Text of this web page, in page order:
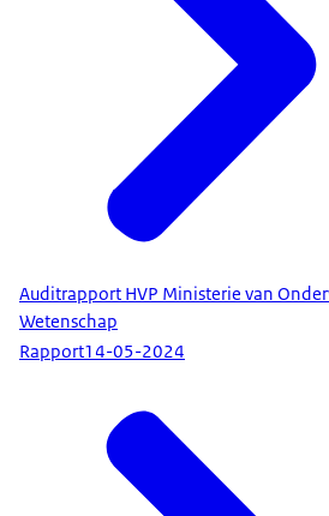
Auditrapport HVP Ministerie van
Wetenschap
Rapport14-05-2024